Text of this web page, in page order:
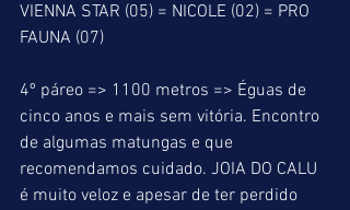
VIENNA STAR (05) = NICOLE (02) = PRO
FAUNA (07)
4º páreo => 1100 metros => Éguas de
cinco anos e mais sem vitória. Encontro
de algumas matungas e que
recomendamos cuidado. JOIA DO CALU
é muito veloz e apesar de ter perdido